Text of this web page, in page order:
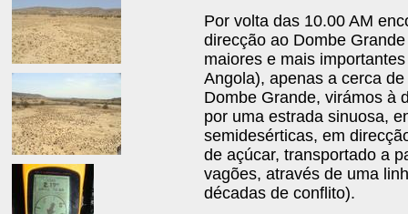
Por volta das 10.00 AM
direcção ao Dombe
maiores e mais
Angola), apenas a cerca
Dombe Grande, virámos à
por uma estrada sinuosa,
semidesérticas, em
de açúcar, transportado a
vagões, através de uma
décadas de conflito).